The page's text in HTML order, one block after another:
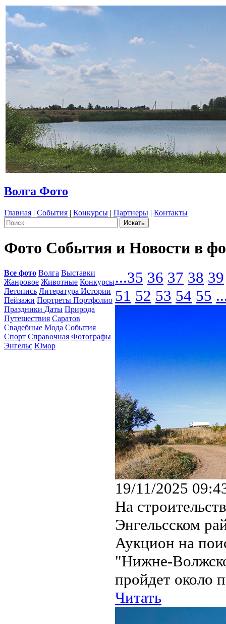
Волга Фото
Главная | События | Конкурсы | Партнеры | Контакты
Фото События и Новости в
Все фото Волга Выставки
Жанровое Животные Конкурсы
Летопись Литература Истории
Пейзажи Портреты Портфолио
Праздники Даты Природа
Путешествия Саратов
Свадебные Мода События
Спорт Справочная Фотографы
Энгельс Юмор
...35 36 37 38 39
51 52 53 54 55
19/11/2025
На
Энгельсском
Аукцион на
"Нижне-
пройдет около
Читать